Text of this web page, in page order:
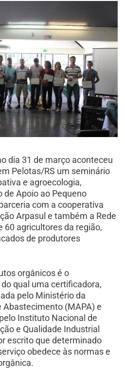
dia 31 de março aconteceu
Pelotas/RS um seminário
e agroecologia,
de Apoio ao Pequeno
com a cooperativa
Arpasul e também a Rede
60 agricultores da região,
de produtores
orgânicos é o
qual uma certificadora,
pelo Ministério da
Abastecimento (MAPA) e
Instituto Nacional de
e Qualidade Industrial
escrito que determinado
obedece às normas e